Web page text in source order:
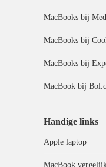
MacBooks bij
MacBooks bij
MacBooks bij
MacBook bij
Handige links
Apple laptop
MacBook